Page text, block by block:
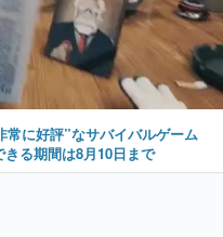
に好評”なサバイバルゲーム
きる期間は8月10日まで